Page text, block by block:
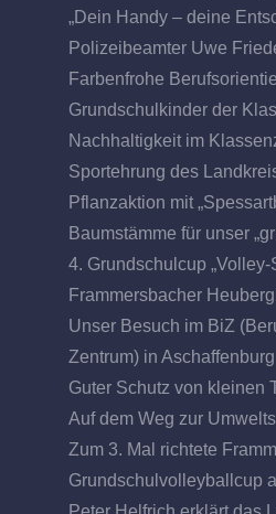
„Dein Handy – deine
Polizeibeamter Uwe
Farbenfrohe
Grundschulkinder der
Nachhaltigkeit im
Sportehrung des
Pflanzaktion mit
Baumstämme für unser
4. Grundschulcup
Frammersbacher
Unser Besuch im BiZ
Zentrum) in Aschaffenburg
Guter Schutz von kleinen
Auf dem Weg zur
Zum 3. Mal richtete
Grundschulvolleyballcup